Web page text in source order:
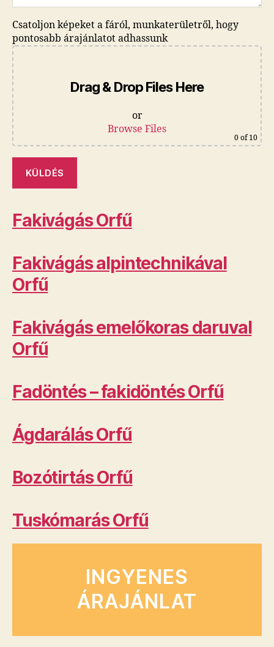
Csatoljon képeket a fáról, munkaterületről, hogy
pontosabb árajánlatot adhassunk
Drag & Drop Files Here
or
Browse Files
0 of 10
Fakivágás Orfű
Fakivágás alpintechnikával
Orfű
Fakivágás emelőkoras daruval
Orfű
Fadöntés – fakidöntés Orfű
Ágdarálás Orfű
Bozótirtás Orfű
Tuskómarás Orfű
INGYENES
ÁRAJÁNLAT